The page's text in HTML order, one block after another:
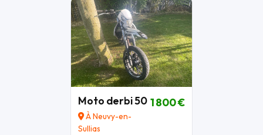
Moto derbi 50
À Neuvy-en-
Sullias
1 800 €